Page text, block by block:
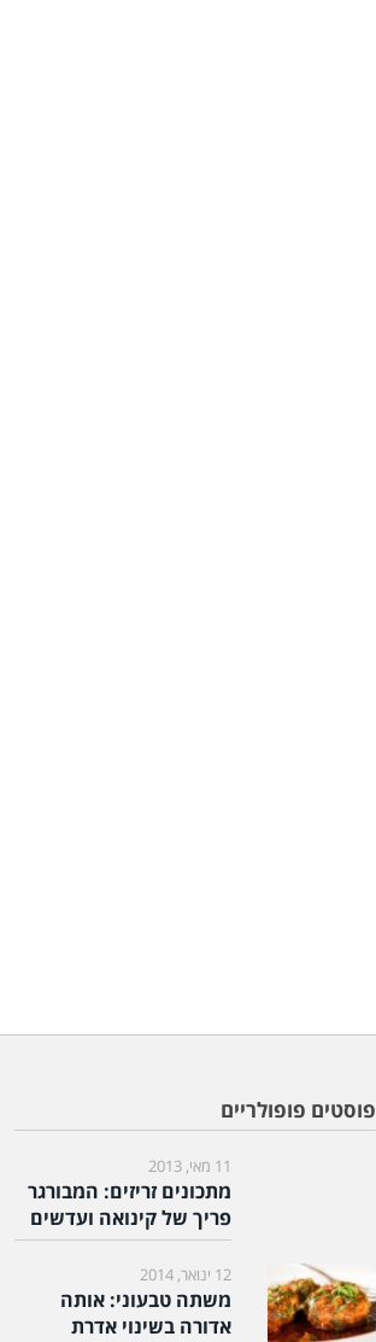
פוסטים פופולריים
11 מאי, 2013
מתכונים זריזים: המבורגר
פריך של קינואה ועדשים
12 ינואר, 2014
משתה טבעוני: אותה
אדורה בשינוי אדרת